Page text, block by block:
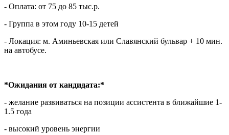
- Оплата: от 75 до 85 тыс.р.
- Группа в этом году 10-15 детей
- Локация: м. Аминьевская или Славянский бульвар + 10 мин.
на автобусе.
*Ожидания от кандидата:*
- желание развиваться на позиции ассистента в ближайшие 1-
1.5 года
- высокий уровень энергии